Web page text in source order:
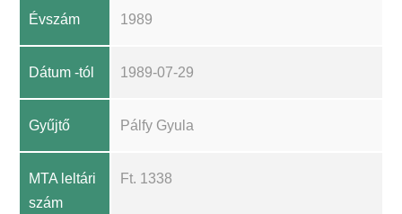
Évszám 1989
Dátum -tól 1989-07-29
Gyűjtő Pálfy Gyula
MTA leltári
szám
Ft. 1338